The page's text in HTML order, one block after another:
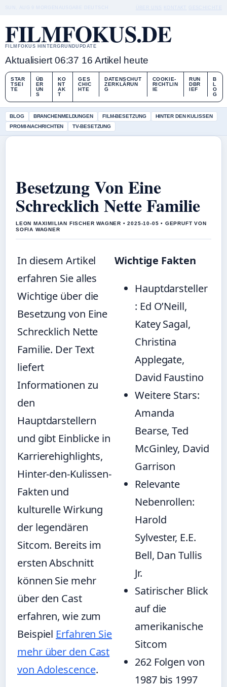
FILMFOKUS.DE
FILMFOKUS HINTERGRUNDUPDATE
Aktualisiert 06:37 16 Artikel heute
STAR
TSEI
TE
ÜB
ER
UN
S
KO
NT
AK
T
GES
CHIC
HTE
DATENSCHUT
ZERKLÄRUN
G
COOKIE-
RICHTLIN
IE
RUN
DBR
IEF
B
L
O
G
BLOG BRANCHENMELDUNGEN FILM-BESETZUNG
HINTER DEN KULISSEN
PROMI-NACHRICHTEN
TV-BESETZUNG
Besetzung Von Eine
Schrecklich Nette Familie
LEON MAXIMILIAN FISCHER WAGNER • 2025-10-05 • GEPRUFT VON
SOFIA WAGNER
In diesem Artikel
erfahren Sie alles
Wichtige über die
Besetzung von Eine
Schrecklich Nette
Familie. Der Text
liefert
Informationen zu
den
Hauptdarstellern
und gibt Einblicke in
Karrierehighlights,
Hinter-den-Kulissen-
Fakten und
kulturelle Wirkung
der legendären
Sitcom. Bereits im
ersten Abschnitt
können Sie mehr
über den Cast
erfahren, wie zum
Beispiel Erfahren Sie
mehr über den Cast
von Adolescence.
Wichtige Fakten
Hauptdarsteller
: Ed O’Neill,
Katey Sagal,
Christina
Applegate,
David Faustino
Weitere Stars:
Amanda
Bearse, Ted
McGinley, David
Garrison
Relevante
Nebenrollen:
Harold
Sylvester, E.E.
Bell, Dan Tullis
Jr.
Satirischer Blick
auf die
amerikanische
Sitcom
262 Folgen von
1987 bis 1997